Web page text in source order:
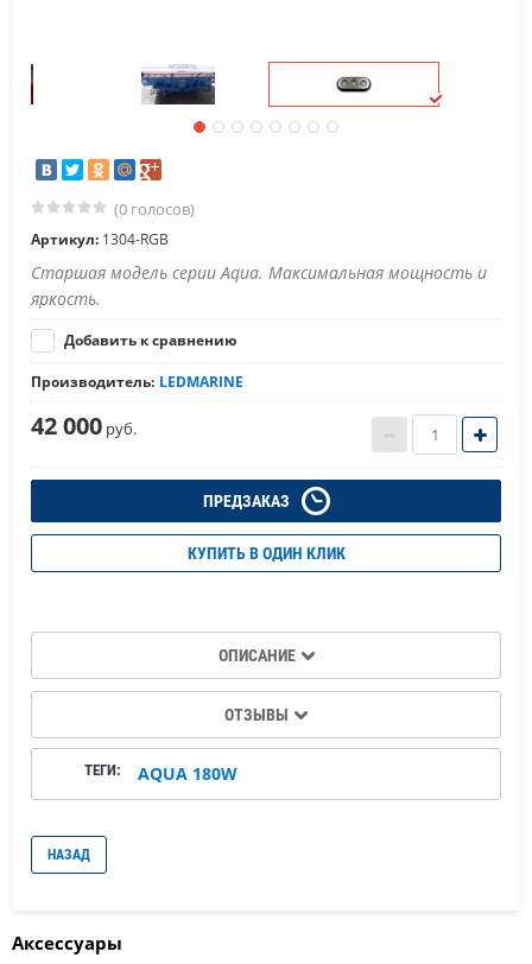
(0 голосов)
Артикул: 1304-RGB
Старшая модель серии Aqua. Максимальная мощность и
яркость.
Добавить к сравнению
Производитель: LEDMARINE
42 000 руб.
ПРЕДЗАКАЗ
КУПИТЬ В ОДИН КЛИК
ОПИСАНИЕ
ОТЗЫВЫ
ТЕГИ: AQUA 180W
НАЗАД
Аксессуары